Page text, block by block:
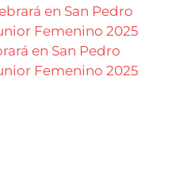
en San Pedro
Femenino 2025